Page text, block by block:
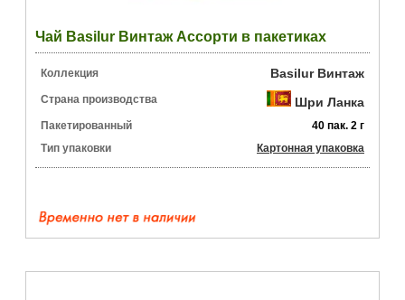
Чай Basilur Винтаж Ассорти в пакетиках
Коллекция Basilur Винтаж
Страна производства Шри Ланка
Пакетированный
40 пак. 2 г
Тип упаковки
Картонная упаковка